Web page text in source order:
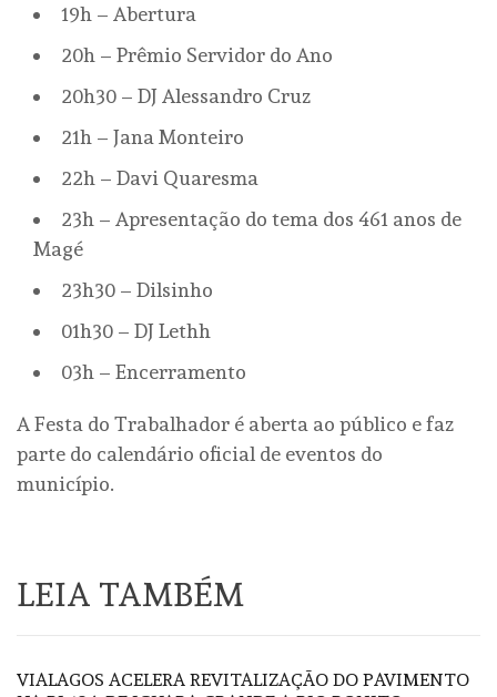
19h – Abertura
20h – Prêmio Servidor do Ano
20h30 – DJ Alessandro Cruz
21h – Jana Monteiro
22h – Davi Quaresma
23h – Apresentação do tema dos 461 anos de
Magé
23h30 – Dilsinho
01h30 – DJ Lethh
03h – Encerramento
A Festa do Trabalhador é aberta ao público e faz
parte do calendário oficial de eventos do
município.
LEIA TAMBÉM
VIALAGOS ACELERA REVITALIZAÇÃO DO PAVIMENTO